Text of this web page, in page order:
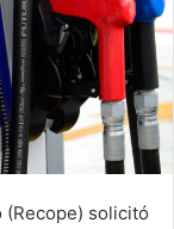
(Recope) solicitó